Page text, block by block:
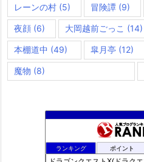
レーンの村 (5) 冒険譚(9)
夜顔 (6) 大岡越前ごっこ (14)
本棚道中 (49) 皐月亭 (12)
魔物 (8)
ランキング ポイント
夢路電信草紙
878位 ドラクエＸプラス